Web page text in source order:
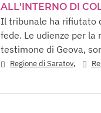
ALL'INTERNO DI
Il tribunale ha rifiutato
fede. Le udienze per la
testimone di Geova,
Regione di Saratov,